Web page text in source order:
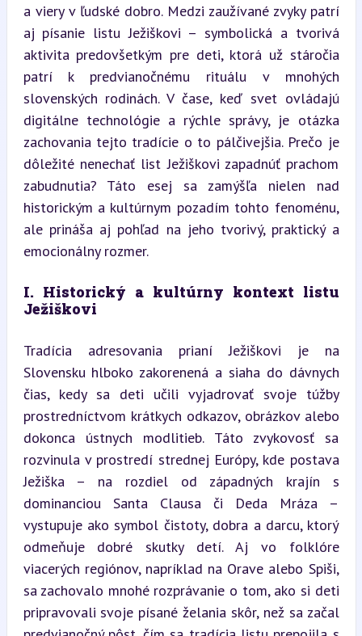
a viery v ľudské dobro. Medzi zaužívané zvyky patrí
aj písanie listu Ježiškovi – symbolická a tvorivá
aktivita predovšetkým pre deti, ktorá už stáročia
patrí k predvianočnému rituálu v mnohých
slovenských rodinách. V čase, keď svet ovládajú
digitálne technológie a rýchle správy, je otázka
zachovania tejto tradície o to pálčivejšia. Prečo je
dôležité nenechať list Ježiškovi zapadnúť prachom
zabudnutia? Táto esej sa zamýšľa nielen nad
historickým a kultúrnym pozadím tohto fenoménu,
ale prináša aj pohľad na jeho tvorivý, praktický a
emocionálny rozmer.
I. Historický a kultúrny kontext listu
Ježiškovi
Tradícia adresovania prianí Ježiškovi je na
Slovensku hlboko zakorenená a siaha do dávnych
čias, kedy sa deti učili vyjadrovať svoje túžby
prostredníctvom krátkych odkazov, obrázkov alebo
dokonca ústnych modlitieb. Táto zvykovosť sa
rozvinula v prostredí strednej Európy, kde postava
Ježiška – na rozdiel od západných krajín s
dominanciou Santa Clausa či Deda Mráza –
vystupuje ako symbol čistoty, dobra a darcu, ktorý
odmeňuje dobré skutky detí. Aj vo folklóre
viacerých regiónov, napríklad na Orave alebo Spiši,
sa zachovalo mnohé rozprávanie o tom, ako si deti
pripravovali svoje písané želania skôr, než sa začal